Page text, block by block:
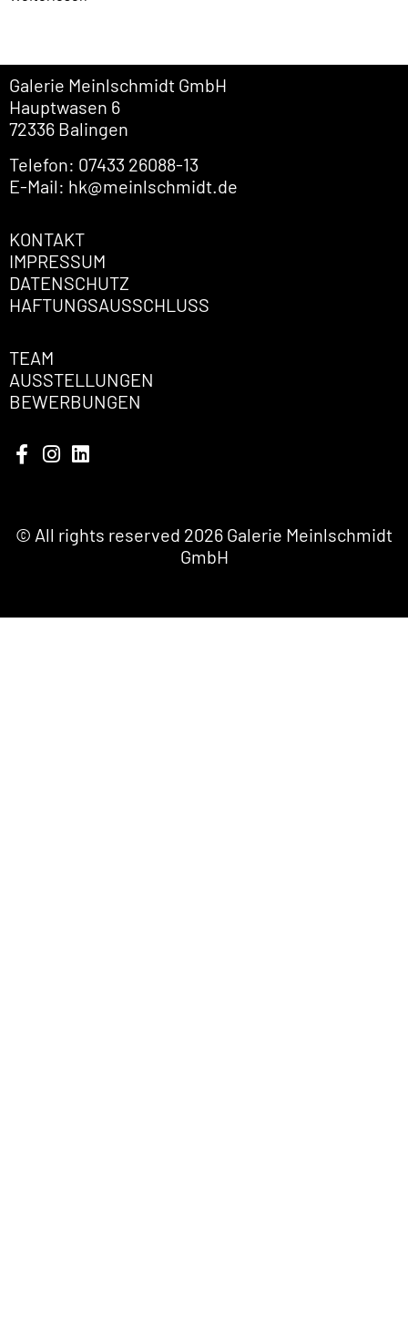
Galerie Meinlschmidt GmbH
Hauptwasen 6
72336 Balingen
Telefon: 07433 26088-13
E-Mail: hk@meinlschmidt.de
KONTAKT
IMPRESSUM
DATENSCHUTZ
HAFTUNGSAUSSCHLUSS
TEAM
AUSSTELLUNGEN
BEWERBUNGEN
© All rights reserved 2026 Galerie Meinlschmidt
GmbH